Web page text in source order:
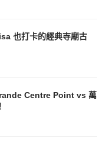
也打卡的經典寺廟古
Centre Point vs 萬